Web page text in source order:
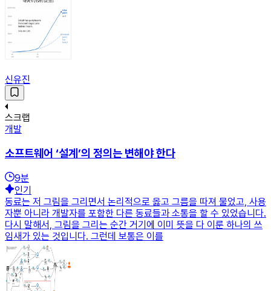
신유진
스크랩
개발
소프트웨어 ‘설계’의 정의는 변해야 한다
9분
인기
동료는 저 그림을 그리면서 논리적으로 옳고 그름을 따져 물었고, 사용
자뿐 아니라 개발자를 포함한 다른 동료들과 소통을 할 수 있었습니다.
다시 말해서, 그림을 그리는 순간 거기에 이미 뜻을 다 이룬 하나의 쓰
임새가 있는 것입니다. 그런데 보통은 이를